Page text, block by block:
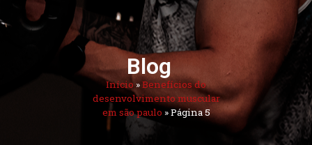
Blog
Início»Benefícios do
desenvolvimento muscular
em são paulo »Página 5